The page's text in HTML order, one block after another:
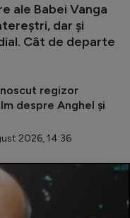
ale Babei Vanga
dar și
Cât de departe
regizor
despre Anghel și
2026, 14:36